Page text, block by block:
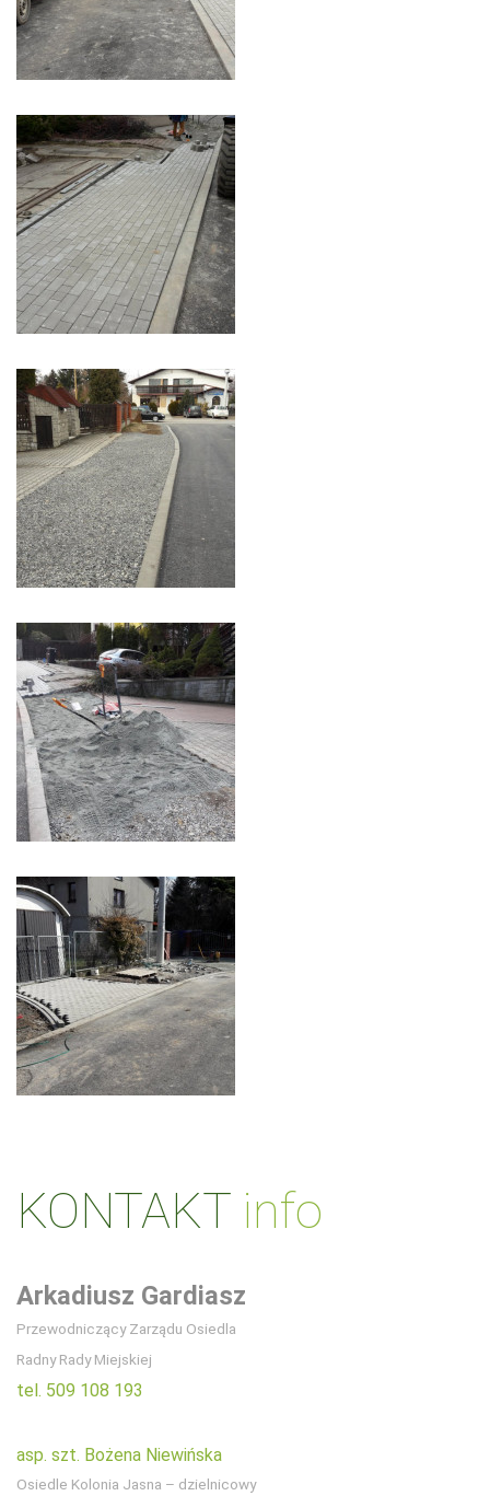
KONTAKT info
Arkadiusz Gardiasz
Przewodniczący Zarządu Osiedla
Radny Rady Miejskiej
tel. 509 108 193
asp. szt. Bożena Niewińska
Osiedle Kolonia Jasna – dzielnicowy